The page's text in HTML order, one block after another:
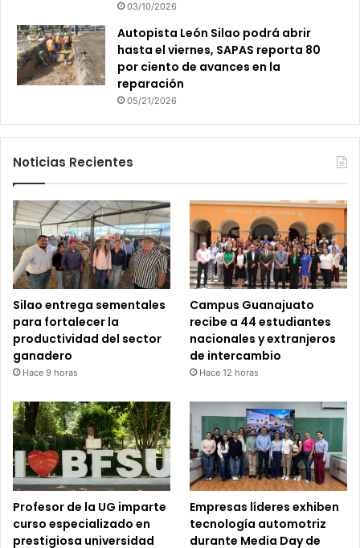
03/10/2026
Autopista León Silao podrá abrir
hasta el viernes, SAPAS reporta 80
por ciento de avances en la
reparación
05/21/2026
Noticias Recientes
Silao entrega sementales
para fortalecer la
productividad del sector
ganadero
Hace 9 horas
Campus Guanajuato
recibe a 44 estudiantes
nacionales y extranjeros
de intercambio
Hace 12 horas
Profesor de la UG imparte
curso especializado en
prestigiosa universidad
Empresas líderes exhiben
tecnología automotriz
durante Media Day de